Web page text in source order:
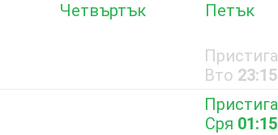
Четвъртък Петък
Пристига
Вто 23:15
Пристига
Сря 01:15